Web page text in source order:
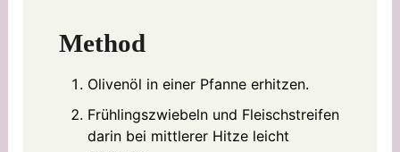
Method
Olivenöl in einer Pfanne erhitzen.
Frühlingszwiebeln und Fleischstreifen
darin bei mittlerer Hitze leicht